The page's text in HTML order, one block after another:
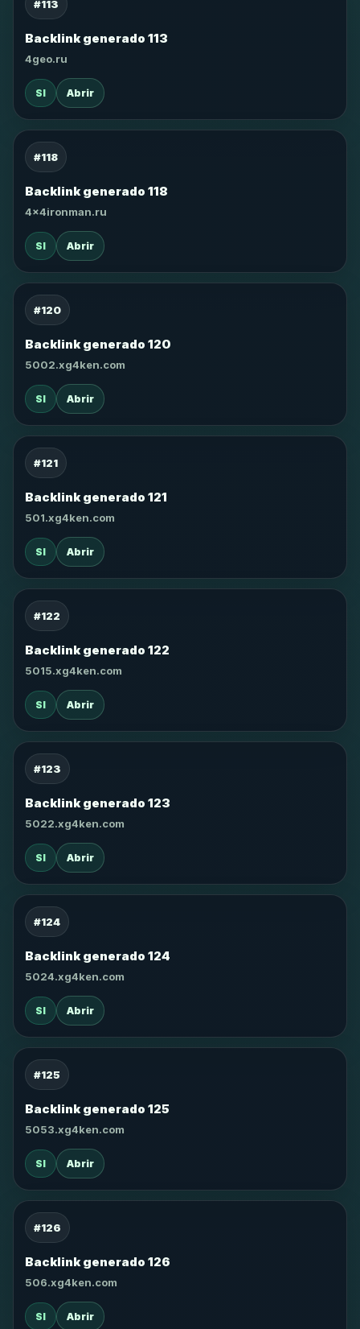
#113
Backlink generado 113
4geo.ru
SI Abrir
#118
Backlink generado 118
4x4ironman.ru
SI Abrir
#120
Backlink generado 120
5002.xg4ken.com
SI Abrir
#121
Backlink generado 121
501.xg4ken.com
SI Abrir
#122
Backlink generado 122
5015.xg4ken.com
SI Abrir
#123
Backlink generado 123
5022.xg4ken.com
SI Abrir
#124
Backlink generado 124
5024.xg4ken.com
SI Abrir
#125
Backlink generado 125
5053.xg4ken.com
SI Abrir
#126
Backlink generado 126
506.xg4ken.com
SI Abrir